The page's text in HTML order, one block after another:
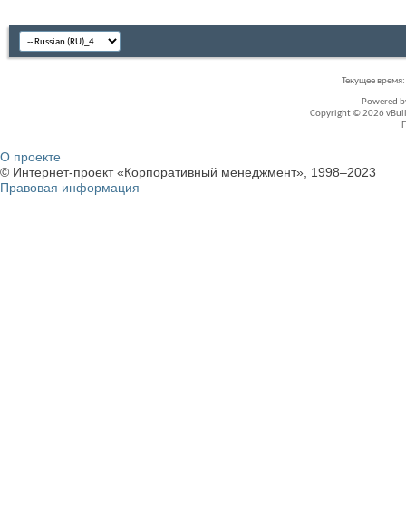
Текущее время:
Powered
Copyright © 2026
О проекте
© Интернет-проект «Корпоративный менеджмент», 1998–2023
Правовая информация